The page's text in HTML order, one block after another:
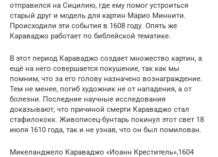
отправился на Сицилию, где ему помог устроиться
старый друг и модель для картин Марио Миннити.
Происходили эти события в 1608 году. Опять же
Караваджо работает по библейской тематике.
В этот период Караваджо создает множество картин, а
ещё на него совершается покушение, так как мы
помним, что за его голову назначено вознаграждение.
Тем не менее, погиб художник не от нападения, а от
болезни. Последние научные исследования
доказывают, что причиной смерти Караваджо стал
стафилококк. Живописец-бунтарь покинул этот свет 18
июля 1610 года, так и не узнав, что он был помилован.
Микеланджело Караваджо «Иоанн Креститель»,1604